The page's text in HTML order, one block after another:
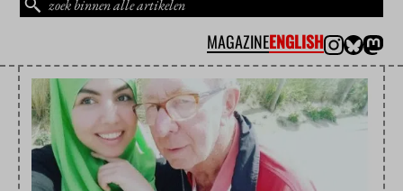
MAGAZINEENGLISH